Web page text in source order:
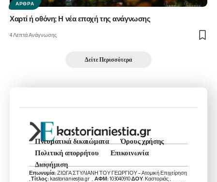
ΆΡΘΡΑ
Χαρτί ή οθόνη; Η νέα εποχή της ανάγνωσης
4 Λεπτά Ανάγνωσης
Δείτε Περισσότερα
Πνευματικά δικαιώματα
Όρους χρήσης
Πολιτική απορρήτου
Επικοινωνία
Διαφήμιση
Επωνυμία:ΖΙΩΓΑ ΣΤΥΛΙΑΝΗ ΤΟΥ ΓΕΩΡΓΙΟΥ – Ατομική Επιχείρηση
Τίτλος: kastorianiestia.gr , ΑΦΜ:103040910ΔΟΥ: Καστοριάς ,